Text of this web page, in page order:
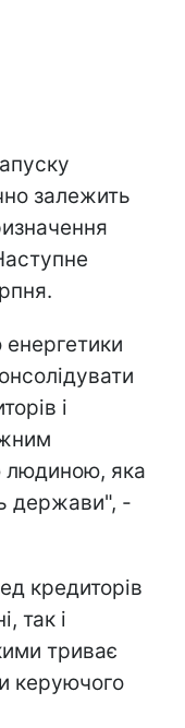
залежить
і
людиною, яка
держави", -
кредиторів
так і
триває
керуючого